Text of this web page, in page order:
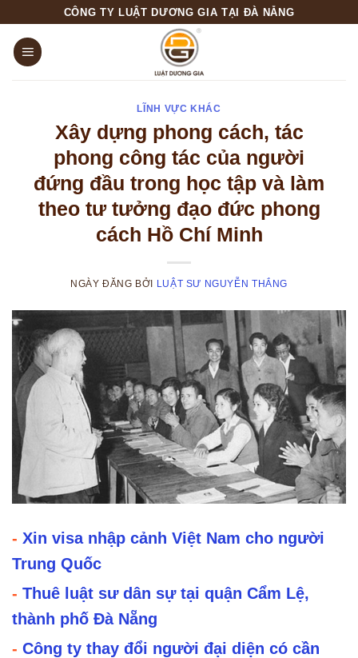
content
CÔNG TY LUẬT DƯƠNG GIA TẠI ĐÀ NẴNG
LĨNH VỰC KHÁC
Xây dựng phong cách, tác
phong công tác của người
đứng đầu trong học tập và làm
theo tư tưởng đạo đức phong
cách Hồ Chí Minh
NGÀY ĐĂNG BỞI LUẬT SƯ NGUYỄN THẮNG
- Xin visa nhập cảnh Việt Nam cho người
Trung Quốc
- Thuê luật sư dân sự tại quận Cẩm Lệ,
thành phố Đà Nẵng
- Công ty thay đổi người đại diện có cần